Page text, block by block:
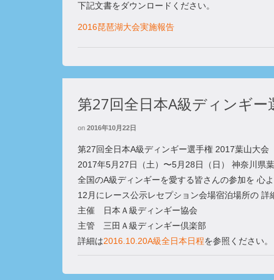
下記文書をダウンロードください。
2016琵琶湖大会実施報告
第27回全日本A級ディンギ
on 2016年10月22日
第27回全日本A級ディンギー選手権 2017葉⼭⼤会
2017年5月27⽇（⼟）〜5月28日（日） 神奈川県
全国のA級ディンギーを愛する皆さんの参加を 心
12月にレース公示レセプション会場宿泊場所の 詳
主催 日本Ａ級ディンギー協会
主管 三田Ａ級ディンギー倶楽部
詳細は2016.10.20A級全日本日程を参照ください。